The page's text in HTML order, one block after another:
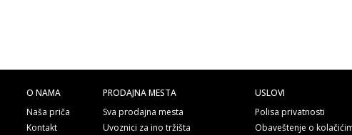
O NAMA
Naša priča
Kontakt
PRODAJNA MESTA
Sva prodajna mesta
Uvoznici za ino tržišta
USLOVI
Polisa privatnosti
Obaveštenje o